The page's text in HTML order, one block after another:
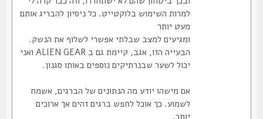
למרות השימוש בלוקטייט. כל ניסיון להבריג אותם
מעט יותר
ומגיעים למצב שבלתי אפשרי לשלוף את הנשק.
הבעייה הזו, אגב, קיימת גם ב ALIEN GEAR ואני
יכול לשער שבנרתיקים נוספים באותו סגנון.
אם מישהו יודע מה הנתונים של הברגים, אשמח
לשמוע. כך אוכל לחפש ברגים זהים אך ארוכים